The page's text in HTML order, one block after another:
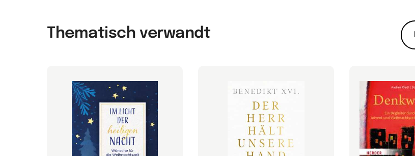
Thematisch verwandt